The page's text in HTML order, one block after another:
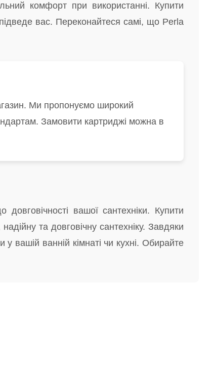
комфорт при використанні. Купити
вас. Переконайтеся самі, що Perla
Ми пропонуємо широкий
Замовити картриджі можна в
вашої сантехніки. Купити
та довговічну сантехніку. Завдяки
вашій ванній кімнаті чи кухні. Обирайте